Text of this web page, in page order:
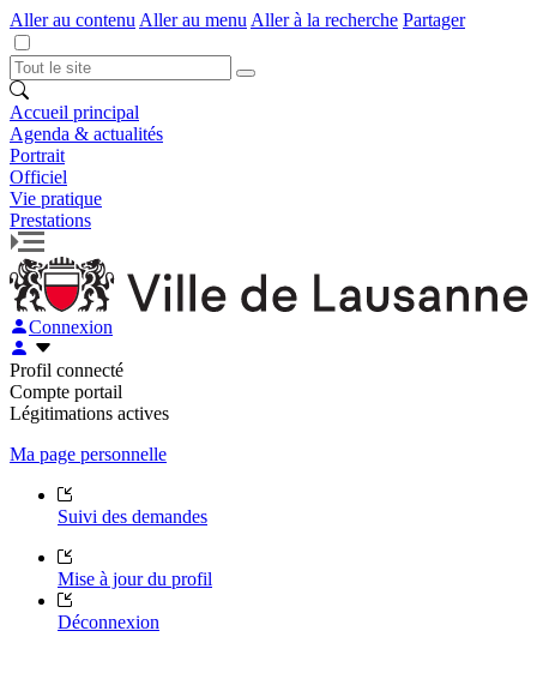
Aller au contenu Aller au menu Aller à la recherche Partager
Accueil principal
Agenda & actualités
Portrait
Officiel
Vie pratique
Prestations
Connexion
Profil connecté
Compte portail
Légitimations actives
Ma page personnelle
Suivi des demandes
Mise à jour du profil
Déconnexion